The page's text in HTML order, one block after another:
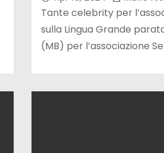
Tante celebrity per
sulla Lingua Grande
(MB) per l’associazione